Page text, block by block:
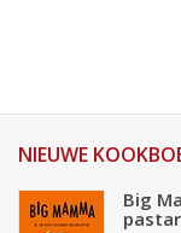
NIEUWE
Big